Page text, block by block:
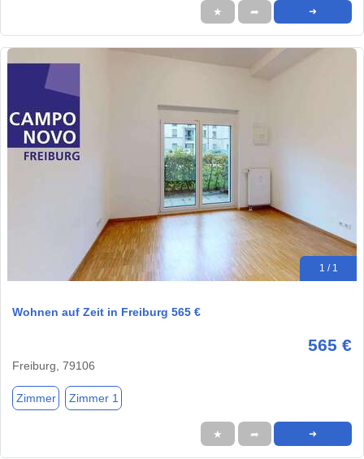
★ ➦ ➜
1 / 1
Wohnen auf Zeit in Freiburg 565 €
565 €
Freiburg, 79106
Zimmer Zimmer 1
★ ➦ ➜